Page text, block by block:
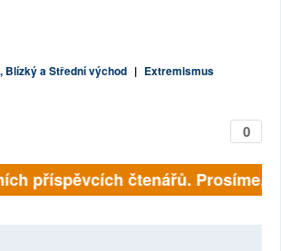
Blízký a Střední východ | Extremismus
0
příspěvcích čtenářů. Prosíme,